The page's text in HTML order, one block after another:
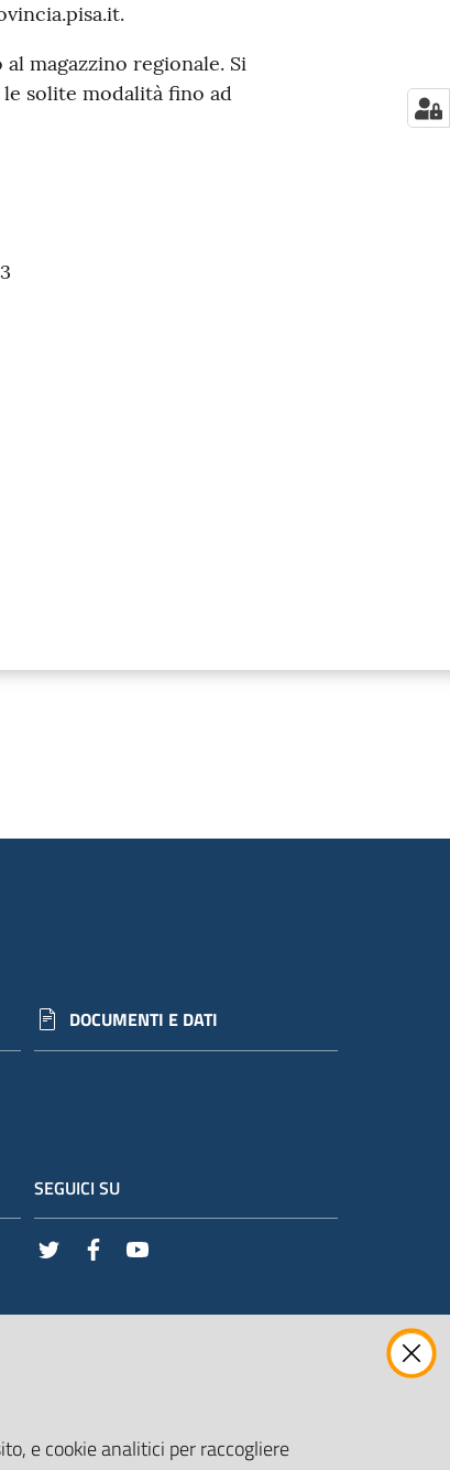
magazzino regionale. Si
solite modalità fino ad
DOCUMENTI E DATI
SEGUICI SU
Twitter Facebook
e cookie analitici per raccogliere